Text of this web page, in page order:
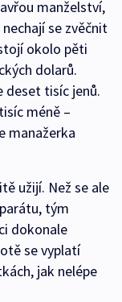
manželství,
se zvěčnit
okolo pěti
dolarů.
deset tisíc jenů.
méně –
manažerka
užijí. Než se ale
tým
dokonale
se vyplatí
jak nelépe